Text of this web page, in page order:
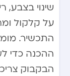
שינוי בצבע,
על קלקול
התכשיר.
ההכנה כדי
הבקבוק